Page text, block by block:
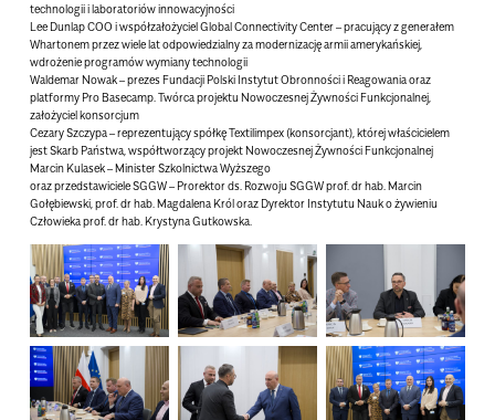
technologii i laboratoriów innowacyjności
Lee Dunlap COO i współzałożyciel Global Connectivity Center – pracujący z generałem
Whartonem przez wiele lat odpowiedzialny za modernizację armii amerykańskiej,
wdrożenie programów wymiany technologii
Waldemar Nowak – prezes Fundacji Polski Instytut Obronności i Reagowania oraz
platformy Pro Basecamp. Twórca projektu Nowoczesnej Żywności Funkcjonalnej,
założyciel konsorcjum
Cezary Szczypa – reprezentujący spółkę Textilimpex (konsorcjant), której właścicielem
jest Skarb Państwa, współtworzący projekt Nowoczesnej Żywności Funkcjonalnej
Marcin Kulasek – Minister Szkolnictwa Wyższego
oraz przedstawiciele SGGW – Prorektor ds. Rozwoju SGGW prof. dr hab. Marcin
Gołębiewski, prof. dr hab. Magdalena Król oraz Dyrektor Instytutu Nauk o żywieniu
Człowieka prof. dr hab. Krystyna Gutkowska.